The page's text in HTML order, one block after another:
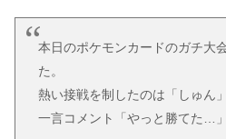
本日のポケモンカードのガチ大
た。
熱い接戦を制したのは「しゅん
一言コメント「やっと勝てた…